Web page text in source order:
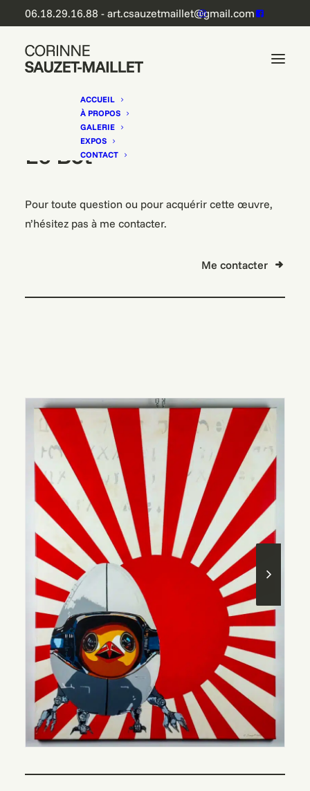
06.18.29.16.88 - art.csauzetmaillet@gmail.com
ACCUEIL
À PROPOS
GALERIE
EXPOS
CONTACT
L'e-Bot
Pour toute question ou pour acquérir cette œuvre,
n’hésitez pas à me contacter.
Me contacter